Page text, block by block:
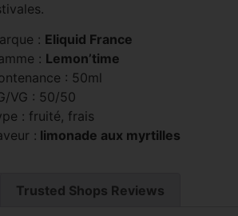
: Eliquid France
: Lemon’time
: 50ml
VG : 50/50
: fruité, frais
: limonade aux myrtilles
Trusted Shops Reviews